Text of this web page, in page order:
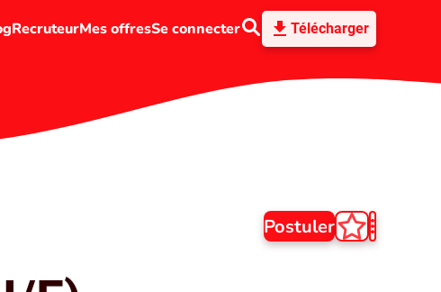
RecruteurMes offresSe connecter Télécharger
Postuler